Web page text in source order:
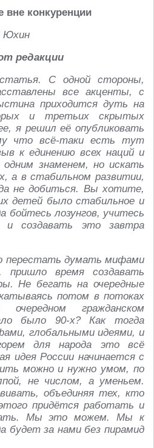
вне конкуренции
Юхин
редакции
С одной стороны,
все акценты, с
приходится дуть на
и третьих скрытых
я решил её опубликовать
что всё-таки есть тут
к единению всех наций и
одним знаменем, но искать
а в стабильном развитии,
не добиться. Вы хотите,
детей было стабильное и
бойтесь лозунгов, учитесь
и создавать это завтра
перестать думать мифами
пришло время создавать
Не бегать на очередные
потом в потоках
гражданском
было 90-х? Как тогда
глобальными идеями, и
для народа это всё
идея России начинается с
можно и нужно умом, по
не числом, а уменьем.
объединяя тех, кто
придётся работать и
Мы это можем. Мы к
будет за нами без пирамид